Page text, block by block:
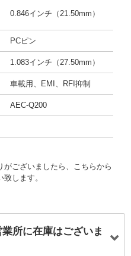
0.846インチ（21.50mm）
PCピン
1.083インチ（27.50mm）
車載用、EMI、RFI抑制
AEC-Q200
がございましたら、こちらから
します。
所に在庫はございま